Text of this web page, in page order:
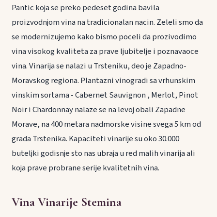
Pantic koja se preko pedeset godina bavila
proizvodnjom vina na tradicionalan nacin. Zeleli smo da
se modernizujemo kako bismo poceli da prozivodimo
vina visokog kvaliteta za prave ljubitelje i poznavaoce
vina. Vinarija se nalazi u Trsteniku, deo je Zapadno-
Moravskog regiona. Plantazni vinogradi sa vrhunskim
vinskim sortama - Cabernet Sauvignon , Merlot, Pinot
Noir i Chardonnay nalaze se na levoj obali Zapadne
Morave, na 400 metara nadmorske visine svega 5 km od
grada Trstenika. Kapaciteti vinarije su oko 30.000
buteljki godisnje sto nas ubraja u red malih vinarija ali
koja prave probrane serije kvalitetnih vina.
Vina Vinarije Stemina